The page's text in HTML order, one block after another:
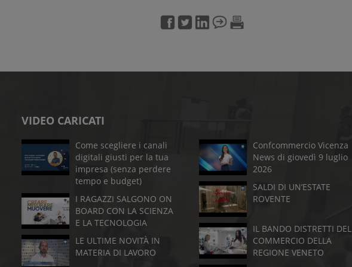
VIDEO CARICATI
Come scegliere i canali
digitali giusti per la tua
impresa (senza perdere
tempo e budget)
I RAGAZZI SALGONO ON
BOARD CON LA SCIENZA
E LA TECNOLOGIA
LE ULTIME NOVITÀ IN
MATERIA DI LAVORO
Confcommercio Vicenza
News di giovedì 9 luglio
2026
SALDI DI UN’ESTATE
ROVENTE
IL BANDO DISTRETTI DEL
COMMERCIO DELLA
REGIONE VENETO